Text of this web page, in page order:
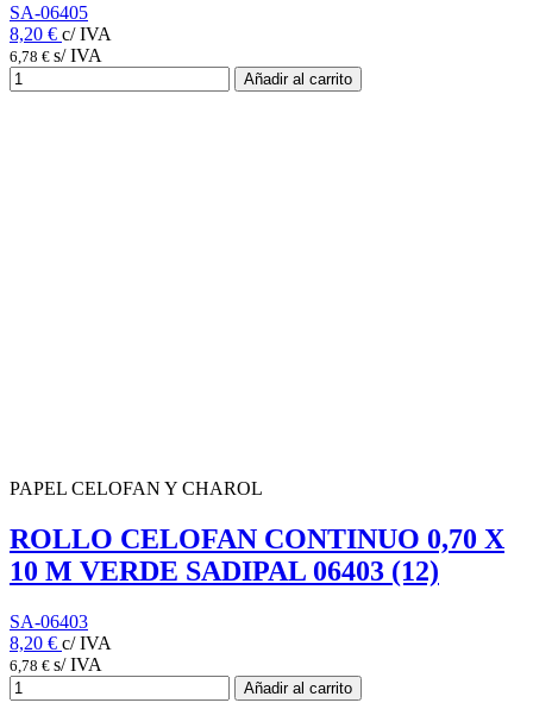
SA-06405
8,20 € c/ IVA
6,78 € s/ IVA
Añadir al carrito
PAPEL CELOFAN Y CHAROL
ROLLO CELOFAN CONTINUO 0,70 X
10 M VERDE SADIPAL 06403 (12)
SA-06403
8,20 € c/ IVA
6,78 € s/ IVA
Añadir al carrito